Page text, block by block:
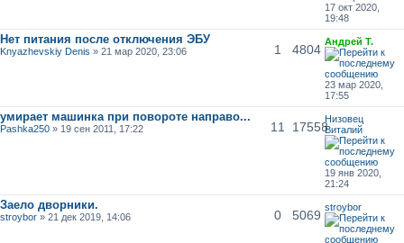
17 окт 2020,
19:48
Нет питания после отключения ЭБУ
Knyazhevskiy Denis » 21 мар 2020, 23:06 1 4804
Андрей Т.
23 мар 2020,
17:55
умирает машинка при повороте направо...
Pashka250 » 19 сен 2011, 17:22 11 17558
Низовец
Виталий
19 янв 2020,
21:24
Заело дворники.
stroybor » 21 дек 2019, 14:06 0 5069
stroybor